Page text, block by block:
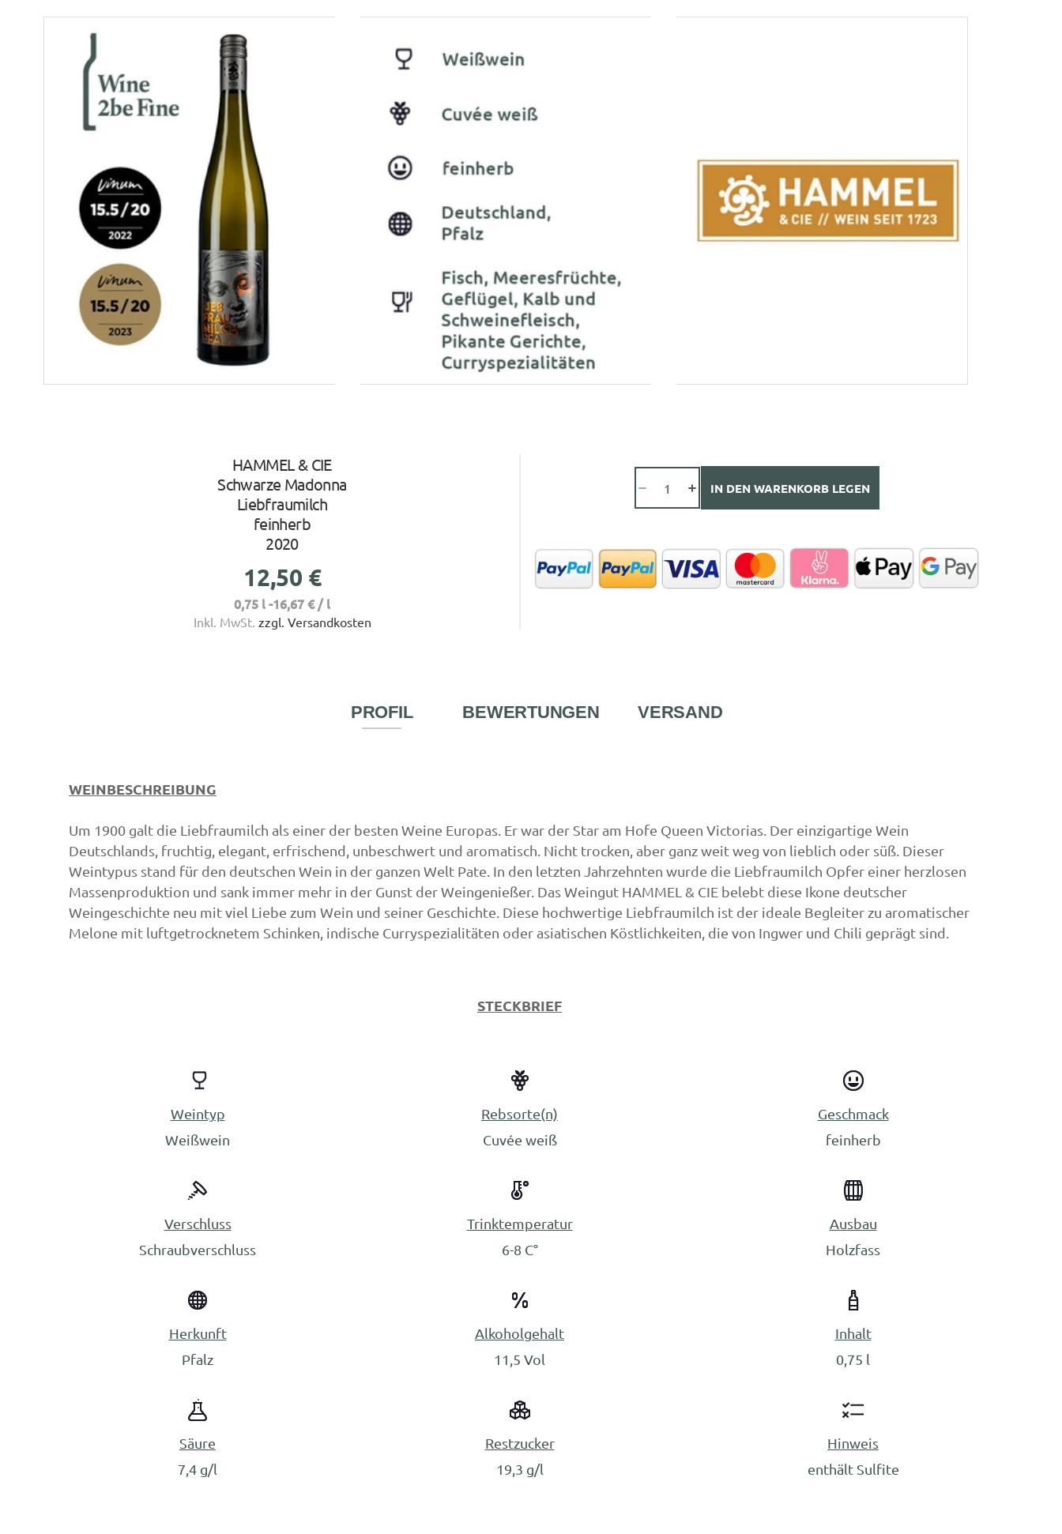
Zu
Produktinformationen
HAMMEL & CIE
Schwarze Madonna
Liebfraumilch
feinherb
2020
Normaler
Preis
12,50 €
0,75 l -16,67 €/l
Inkl. MwSt. zzgl. Versandkosten
Verringere
die
HAMMEL
&amp;
feinherb
Erhöhe
die
HAMMEL
&amp;
feinherb
IN DEN WARENKORB LEGEN
PROFIL BEWERTUNGEN VERSAND
WEINBESCHREIBUNG
Um 1900 galt die Liebfraumilch als einer der besten Weine Europas. Er war der Star am Hofe Queen Victorias. Der einzigartige Wein
Deutschlands, fruchtig, elegant, erfrischend, unbeschwert und aromatisch. Nicht trocken, aber ganz weit weg von lieblich oder süß. Dieser
Weintypus stand für den deutschen Wein in der ganzen Welt Pate. In den letzten Jahrzehnten wurde die Liebfraumilch Opfer einer herzlosen
Massenproduktion und sank immer mehr in der Gunst der Weingenießer. Das Weingut HAMMEL & CIE belebt diese Ikone deutscher
Weingeschichte neu mit viel Liebe zum Wein und seiner Geschichte. Diese hochwertige Liebfraumilch ist der ideale Begleiter zu aromatischer
Melone mit luftgetrocknetem Schinken, indische Curryspezialitäten oder asiatischen Köstlichkeiten, die von Ingwer und Chili geprägt sind.
STECKBRIEF
Weintyp Rebsorte(n)
Geschmack
Weißwein
Cuvée weiß feinherb
Verschluss Trinktemperatur
Ausbau
Schraubverschluss
6-8 C° Holzfass
Herkunft Alkoholgehalt
Inhalt
Pfalz
11,5 Vol 0,75 l
Säure Restzucker
Hinweis
7,4 g/l
19,3 g/l enthält Sulfite